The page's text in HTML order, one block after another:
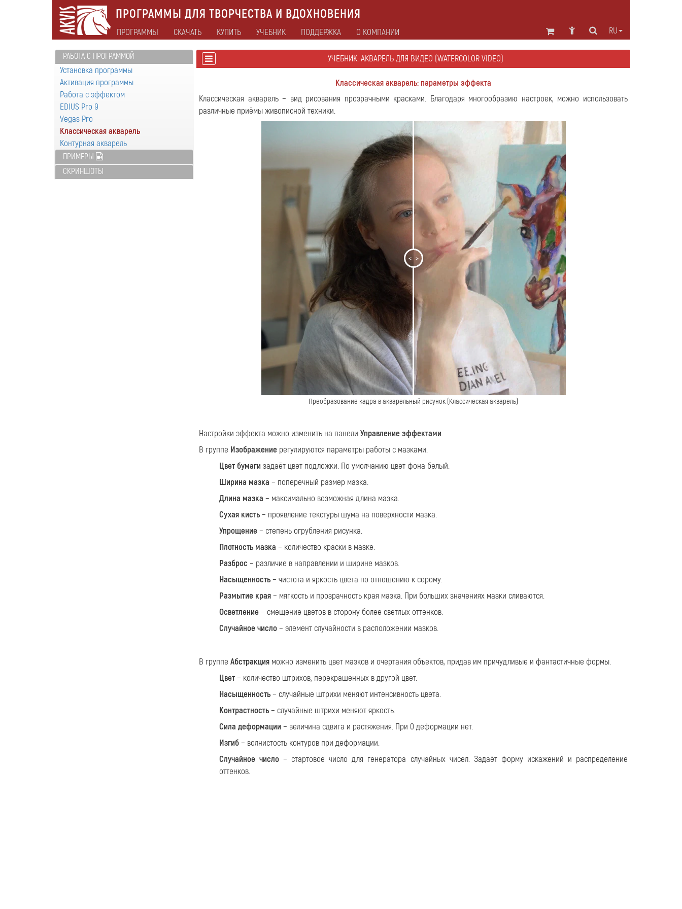
ПРОГРАММЫ ДЛЯ ТВОРЧЕСТВА И ВДОХНОВЕНИЯ
RU
ПРОГРАММЫ СКАЧАТЬ КУПИТЬ УЧЕБНИК ПОДДЕРЖКА О КОМПАНИИ
РАБОТА С ПРОГРАММОЙ
Установка программы
Активация программы
Работа с эффектом
EDIUS Pro 9
Vegas Pro
Классическая акварель
Контурная акварель
ПРИМЕРЫ
СКРИНШОТЫ
УЧЕБНИК: АКВАРЕЛЬ ДЛЯ ВИДЕО (WATERCOLOR VIDEO)
Классическая акварель: параметры эффекта
Классическая акварель − вид рисования прозрачными красками. Благодаря многообразию настроек, можно использовать
различные приёмы живописной техники.
< >
Преобразование кадра в акварельный рисунок (Классическая акварель)
Настройки эффекта можно изменить на панели Управление эффектами.
В группе Изображение регулируются параметры работы с мазками.
Цвет бумаги задаёт цвет подложки. По умолчанию цвет фона белый.
Ширина мазка − поперечный размер мазка.
Длина мазка − максимально возможная длина мазка.
Сухая кисть− проявление текстуры шума на поверхности мазка.
Упрощение− степень огрубления рисунка.
Плотность мазка − количество краски в мазке.
Разброс − различие в направлении и ширине мазков.
Насыщенность− чистота и яркость цвета по отношению к серому.
Размытие края− мягкость и прозрачность края мазка. При больших значениях мазки сливаются.
Осветление− смещение цветов в сторону более светлых оттенков.
Случайное число− элемент случайности в расположении мазков.
В группе Абстракция можно изменить цвет мазков и очертания объектов, придав им причудливые и фантастичные формы.
Цвет− количество штрихов, перекрашенных в другой цвет.
Насыщенность− случайные штрихи меняют интенсивность цвета.
Контрастность− случайные штрихи меняют яркость.
Сила деформации − величина сдвига и растяжения. При 0 деформации нет.
Изгиб− волнистость контуров при деформации.
Случайное число − стартовое число для генератора случайных чисел. Задаёт форму искажений и распределение
оттенков.